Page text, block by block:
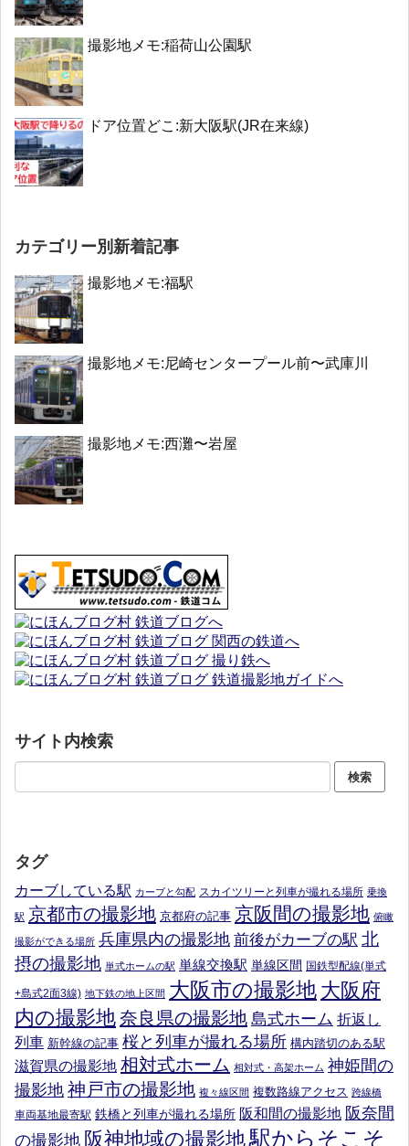
撮影地メモ:稲荷山公園駅
ドア位置どこ:新大阪駅(JR在来線)
カテゴリー別新着記事
撮影地メモ:福駅
撮影地メモ:尼崎センタープール前〜武庫川
撮影地メモ:西灘〜岩屋
サイト内検索
タグ
カーブしている駅 カーブと勾配 スカイツリーと列車が撮れる場所 乗換
駅 京都市の撮影地 京都府の記事 京阪間の撮影地 俯瞰
撮影ができる場所 兵庫県内の撮影地 前後がカーブの駅 北
摂の撮影地 単式ホームの駅 単線交換駅 単線区間 国鉄型配線(単式
+島式2面3線) 地下鉄の地上区間 大阪市の撮影地 大阪府
内の撮影地奈良県の撮影地 島式ホーム 折返し
列車 新幹線の記事 桜と列車が撮れる場所 構内踏切のある駅
滋賀県の撮影地 相対式ホーム 相対式・高架ホーム 神姫間の
撮影地神戸市の撮影地 複々線区間 複数路線アクセス 跨線橋
車両基地最寄駅 鉄橋と列車が撮れる場所 阪和間の撮影地 阪奈間
の撮影地 阪神地域の撮影地駅からそこそ